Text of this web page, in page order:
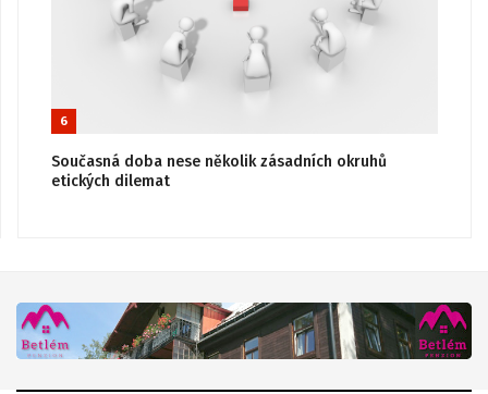
6
Současná doba nese několik zásadních okruhů
etických dilemat